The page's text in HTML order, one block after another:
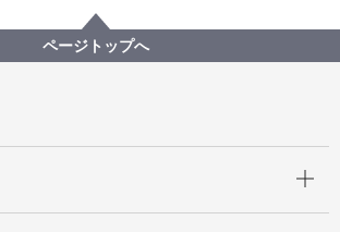
指名競争入札】令和２年度 文化財保存活用
策定支援業務委託
ページトップへ